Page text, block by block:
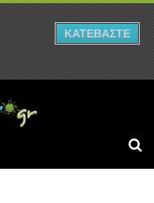
Ρεπορτάζ
ΚΑΤΕΒΑΣΤΕ